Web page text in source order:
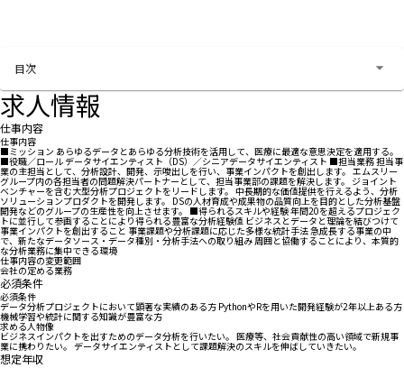
目次
求人情報
仕事内容
仕事内容
■ミッション あらゆるデータとあらゆる分析技術を活用して、医療に最適な意思決定を適用する。
■役職／ロール データサイエンティスト（DS）／シニアデータサイエンティスト ■担当業務 担当事
業の主担当として、分析設計、開発、示唆出しを行い、事業インパクトを創出します。 エムスリー
グループ内の各担当者の問題解決パートナーとして、担当事業部の課題を解決します。 ジョイント
ベンチャーを含む大型分析プロジェクトをリードします。 中長期的な価値提供を行えるよう、分析
ソリューションプロダクトを開発します。 DSの人材育成や成果物の品質向上を目的とした分析基盤
開発などのグループの生産性を向上させます。 ■得られるスキルや経験 年間20を超えるプロジェク
トに並行して参画することにより得られる豊富な分析経験値 ビジネスとデータと理論を結びつけて
事業インパクトを創出すること 事業課題や分析課題に応じた多様な統計手法 急成長する事業の中
で、新たなデータソース・データ種別・分析手法への取り組み 周囲と協働することにより、本質的
な分析業務に集中できる環境
仕事内容の変更範囲
会社の定める業務
必須条件
必須条件
データ分析プロジェクトにおいて顕著な実績のある方 PythonやRを用いた開発経験が2年以上ある方
機械学習や統計に関する知識が豊富な方
求める人物像
ビジネスインパクトを出すためのデータ分析を行いたい。 医療等、社会貢献性の高い領域で新規事
業に携わりたい。 データサイエンティストとして課題解決のスキルを伸ばしていきたい。
想定年収